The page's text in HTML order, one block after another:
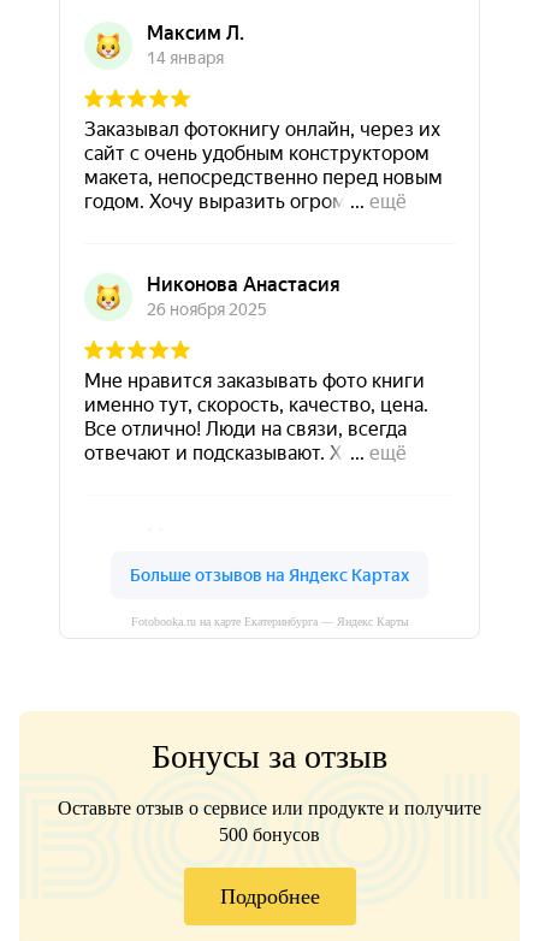
Fotobooka.ru на карте Екатеринбурга — Яндекс Карты
Бонусы за отзыв
Оставьте отзыв о сервисе или продукте и получите
500 бонусов
Подробнее